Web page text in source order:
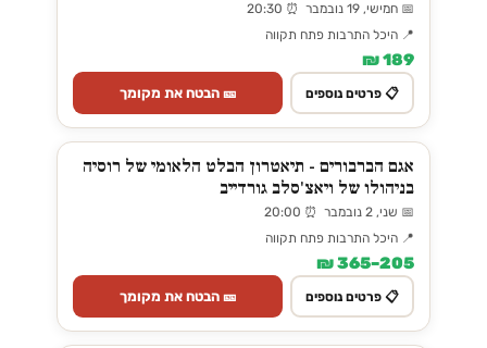
📅 חמישי, 19 נובמבר ⏰ 20:30
📍 היכל התרבות פתח תקווה
189 ₪
📋 פרטים נוספים 🎫 הבטח את מקומך
אגם הברבורים - תיאטרון הבלט הלאומי של רוסיה
בניהולו של ויאצ'סלב גורדייב
📅 שני, 2 נובמבר ⏰ 20:00
📍 היכל התרבות פתח תקווה
205–365 ₪
📋 פרטים נוספים 🎫 הבטח את מקומך